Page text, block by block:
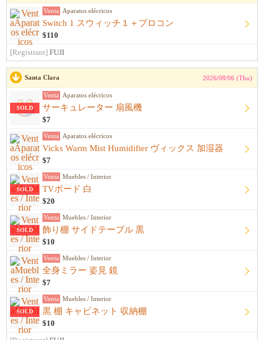
Venta Aparatos elécricos
Switch 1 スウィッチ１＋プロコン
$110
[Registrant] FUJI
Santa Clara 2026/08/06 (Thu)
SOLD
Venta Aparatos elécricos
サーキュレーター 扇風機
$7
Venta Aparatos elécricos
Vicks Warm Mist Humidifier ヴィックス 加湿器
$7
SOLD
Venta Muebles / Interior
TVボード 白
$20
SOLD
Venta Muebles / Interior
飾り棚 サイドテーブル 黒
$10
Venta Muebles / Interior
全身ミラー 姿見 鏡
$7
SOLD
Venta Muebles / Interior
黒 棚 キャビネット 収納棚
$10